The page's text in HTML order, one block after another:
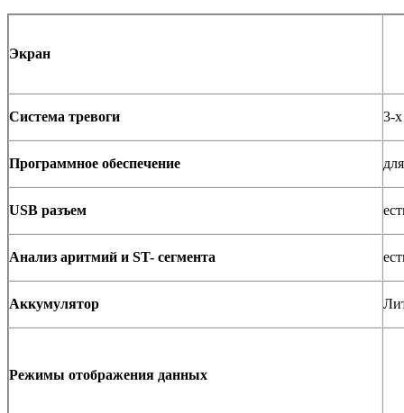
Экран
Система тревоги 3-
Программное обеспечение
USB разъем
Анализ аритмий и ST- сегмента
Аккумулятор
Режимы отображения данных